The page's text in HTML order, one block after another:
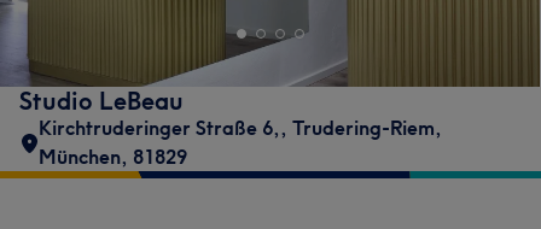
Studio LeBeau
Kirchtruderinger Straße 6,, Trudering-Riem,
München, 81829